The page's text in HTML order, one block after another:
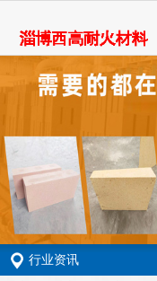
行业资讯